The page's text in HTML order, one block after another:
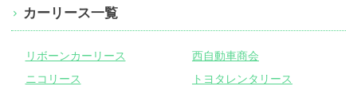
カーリース一覧
リボーンカーリース
西自動車商会
ニコリース
トヨタレンタリース